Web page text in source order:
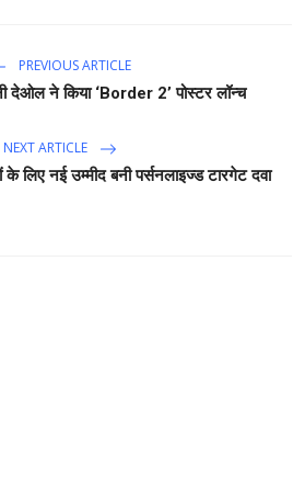
PREVIOUS ARTICLE
देओल ने किया ‘Border 2’ पोस्टर लॉन्च
NEXT ARTICLE
लिए नई उम्मीद बनी पर्सनलाइज्ड टारगेट दवा